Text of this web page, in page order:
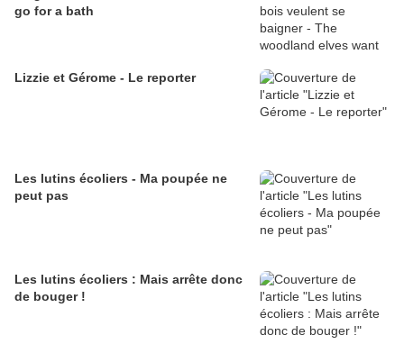
go for a bath
Lizzie et Gérome - Le reporter
Les lutins écoliers - Ma poupée ne
peut pas
Les lutins écoliers : Mais arrête donc
de bouger !